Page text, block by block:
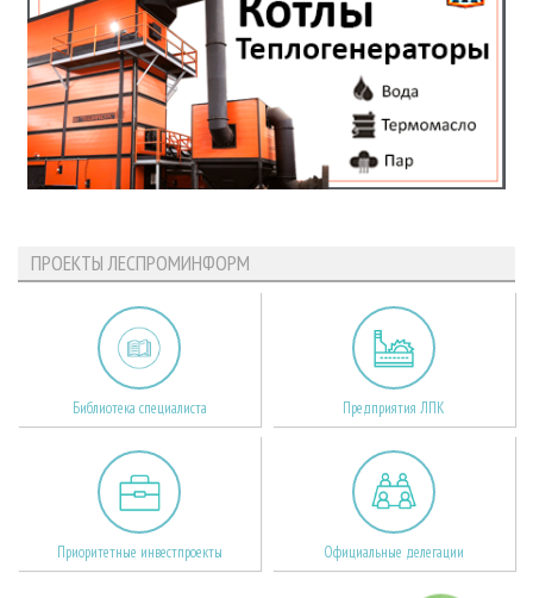
ПРОЕКТЫ ЛЕСПРОМИНФОРМ
Библиотека специалиста Предприятия ЛПК
Приоритетные инвестпроекты Официальные делегации